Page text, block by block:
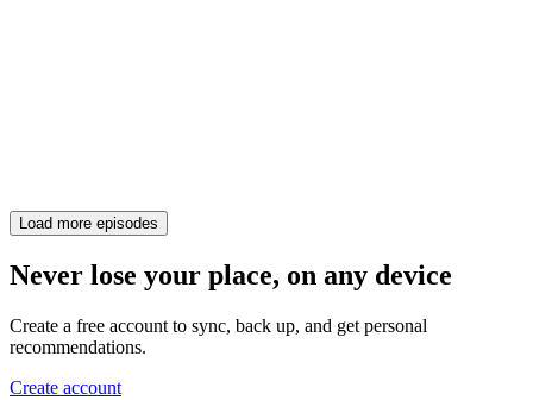
Load more episodes
Never lose your place, on any device
Create a free account to sync, back up, and get personal
recommendations.
Create account